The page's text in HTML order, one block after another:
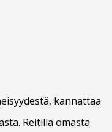
kannattaa
Reitillä omasta